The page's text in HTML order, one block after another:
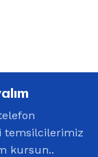
temsilcilerimiz
kursun..